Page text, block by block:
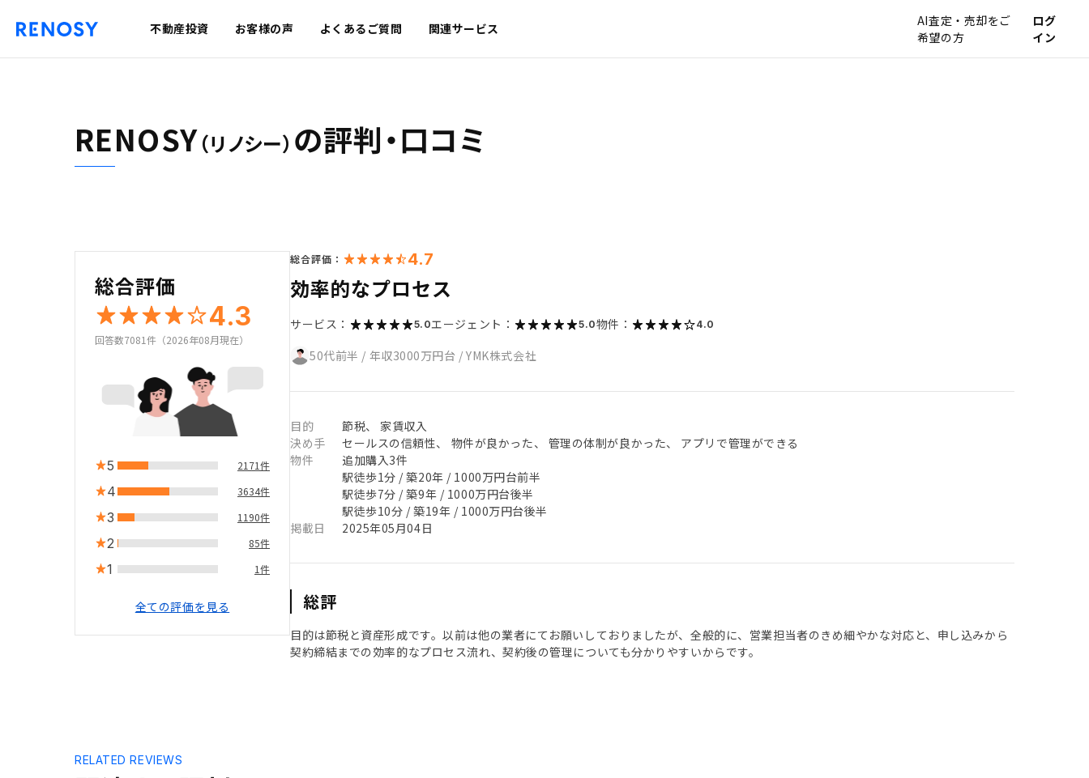
不動産投資 お客様の声 よくあるご質問 関連サービス
AI査定・売却をご
希望の方
ログ
イン
RENOSY（リノシー） の評判・口コミ
総合評価
4.3
回答数7081件（2026年08月現在）
5 2171件
4 3634件
3 1190件
2 85件
1 1件
全ての評価を見る
総合評価： 4.7
効率的なプロセス
サービス： 5.0エージェント： 5.0物件： 4.0
50代前半 / 年収3000万円台 /YMK株式会社
目的
節税、 家賃収入
決め手
セールスの信頼性、 物件が良かった、 管理の体制が良かった、 アプリで管理ができる
物件
追加購入3件
駅徒歩1分 / 築20年 / 1000万円台前半
駅徒歩7分 / 築9年 / 1000万円台後半
駅徒歩10分 / 築19年 / 1000万円台後半
掲載日
2025年05月04日
総評
目的は節税と資産形成です。以前は他の業者にてお願いしておりましたが、全般的に、営業担当者のきめ細やかな対応と、申し込みから
契約締結までの効率的なプロセス流れ、契約後の管理についても分かりやすいからです。
RELATED REVIEWS